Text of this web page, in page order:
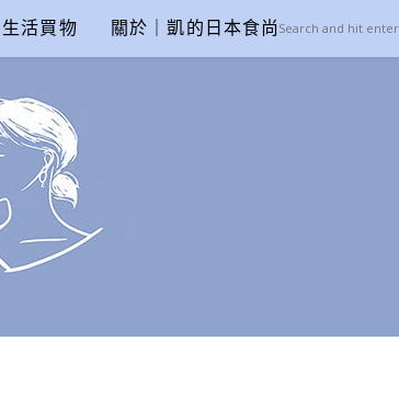
生活買物 關於｜凱的日本食尚日記